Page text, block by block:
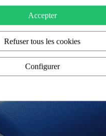
4 350,00 €
Accepter
Refuser tous les cookies
Configurer